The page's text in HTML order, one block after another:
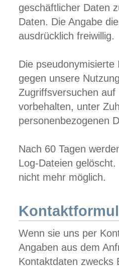
geschäftlicher Daten
Daten. Die Angabe
ausdrücklich freiwillig.
Die
gegen unsere
Zugriffsversuchen
vorbehalten, unter
personenbezogenen
Nach 60 Tagen
Log-Dateien
nicht mehr möglich.
Wenn sie uns per
Angaben aus dem
Kontaktdaten zwecks